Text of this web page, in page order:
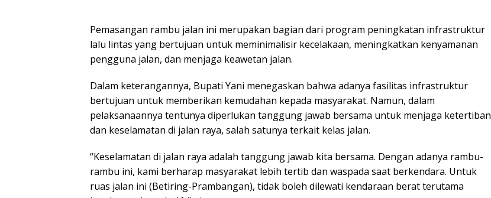
Pemasangan rambu jalan ini merupakan bagian dari program peningkatan infrastruktur
lalu lintas yang bertujuan untuk meminimalisir kecelakaan, meningkatkan kenyamanan
pengguna jalan, dan menjaga keawetan jalan.
Dalam keterangannya, Bupati Yani menegaskan bahwa adanya fasilitas infrastruktur
bertujuan untuk memberikan kemudahan kepada masyarakat. Namun, dalam
pelaksanaannya tentunya diperlukan tanggung jawab bersama untuk menjaga ketertiban
dan keselamatan di jalan raya, salah satunya terkait kelas jalan.
“Keselamatan di jalan raya adalah tanggung jawab kita bersama. Dengan adanya rambu-
rambu ini, kami berharap masyarakat lebih tertib dan waspada saat berkendara. Untuk
ruas jalan ini (Betiring-Prambangan), tidak boleh dilewati kendaraan berat terutama